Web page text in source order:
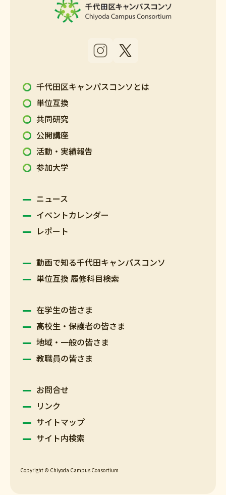
千代田区キャンパスコンソとは
単位互換
共同研究
公開講座
活動・実績報告
参加大学
ニュース
イベントカレンダー
レポート
動画で知る千代田キャンパスコンソ
単位互換 履修科目検索
在学生の皆さま
高校生・保護者の皆さま
地域・一般の皆さま
教職員の皆さま
お問合せ
リンク
サイトマップ
サイト内検索
Copyright © Chiyoda Campus Consortium